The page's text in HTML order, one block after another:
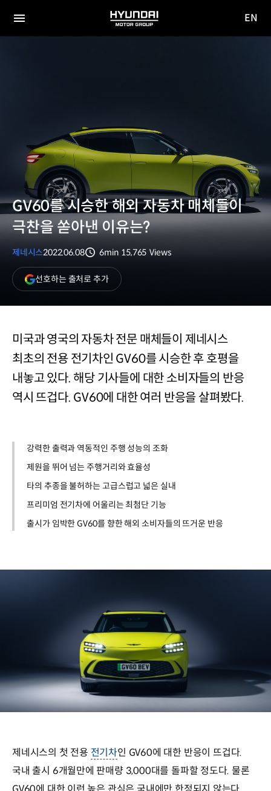
전체
HYUNDAI
MOTOR
EN
GV60를 시승한 해외 자동차 매체들이
극찬을 쏟아낸 이유는?
제네시스2022.06.08
6min 15,765 Views
선호하는 출처로 추가(새
창
열림)
미국과 영국의 자동차 전문 매체들이 제네시스
최초의 전용 전기차인 GV60를 시승한 후 호평을
내놓고 있다. 해당 기사들에 대한 소비자들의 반응
역시 뜨겁다. GV60에 대한 여러 반응을 살펴봤다.
강력한 출력과 역동적인 주행 성능의 조화
제원을 뛰어 넘는 주행거리와 효율성
타의 추종을 불허하는 고급스럽고 넓은 실내
프리미엄 전기차에 어울리는 최첨단 기능
출시가 임박한 GV60를 향한 해외 소비자들의 뜨거운 반응
제네시스의 첫 전용 전기차인 GV60에 대한 반응이 뜨겁다.
국내 출시 6개월만에 판매량 3,000대를 돌파할 정도다. 물론